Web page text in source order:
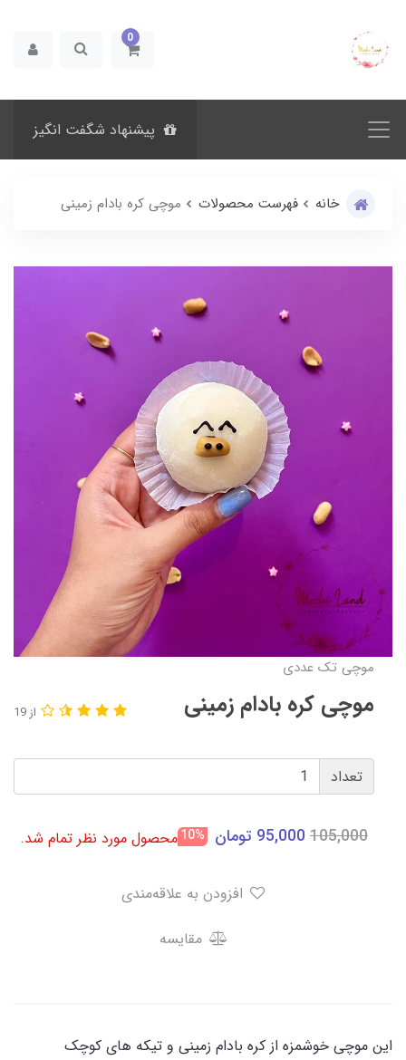
0
پیشنهاد شگفت انگیز
خانه فهرست محصولات موچی کره بادام زمینی
موچی تک عددی
موچی کره بادام زمینی از 19
تعداد
105,000
95,000 تومان 10%محصول مورد نظر تمام شد.
مقایسه
این موچی خوشمزه از کره بادام زمینی و تیکه های کوچک